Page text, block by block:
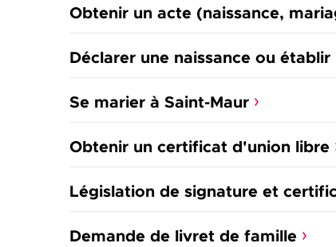
Obtenir un acte (naissance,
Déclarer une naissance ou
Se marier à Saint-Maur
Obtenir un certificat d'union libre
Législation de signature et
Demande de livret de famille